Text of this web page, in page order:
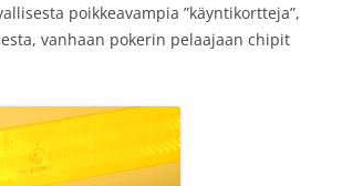
poikkeavampia ”käyntikortteja”,
vanhaan pokerin pelaajaan chipit